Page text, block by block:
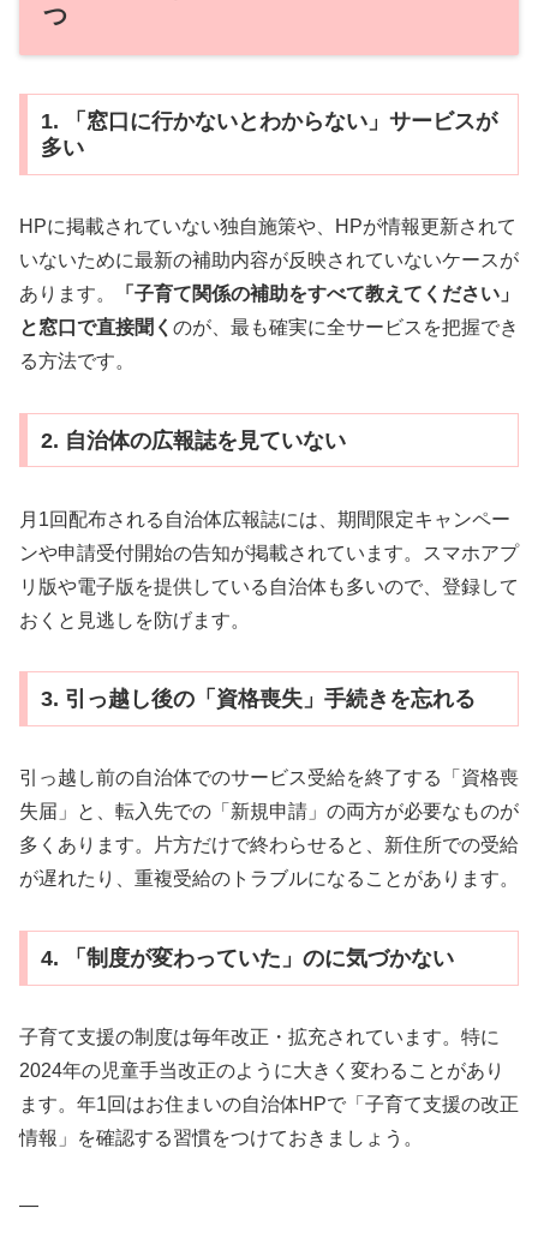
つ
1. 「窓口に行かないとわからない」サービスが
多い
HPに掲載されていない独自施策や、HPが情報更新されて
いないために最新の補助内容が反映されていないケースが
あります。
「子育て関係の補助をすべて教えてください」
と窓口で直接聞く のが、最も確実に全サービスを把握でき
る方法です。
2. 自治体の広報誌を見ていない
月1回配布される自治体広報誌には、期間限定キャンペー
ンや申請受付開始の告知が掲載されています。スマホアプ
リ版や電子版を提供している自治体も多いので、登録して
おくと見逃しを防げます。
3. 引っ越し後の「資格喪失」手続きを忘れる
引っ越し前の自治体でのサービス受給を終了する「資格喪
失届」と、転入先での「新規申請」の両方が必要なものが
多くあります。片方だけで終わらせると、新住所での受給
が遅れたり、重複受給のトラブルになることがあります。
4. 「制度が変わっていた」のに気づかない
子育て支援の制度は毎年改正・拡充されています。特に
2024年の児童手当改正のように大きく変わることがあり
ます。年1回はお住まいの自治体HPで「子育て支援の改正
情報」を確認する習慣をつけておきましょう。
—